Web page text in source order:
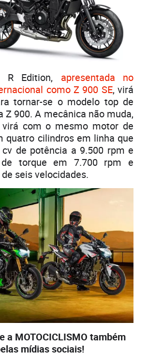
Edition, apresentada no
como Z 900 SE, virá
tornar-se o modelo top de
Z 900. A mecânica não muda,
com o mesmo motor de
quatro cilindros em linha que
de potência a 9.500 rpm e
torque em 7.700 rpm e
seis velocidades.
a MOTOCICLISMO também
mídias sociais!